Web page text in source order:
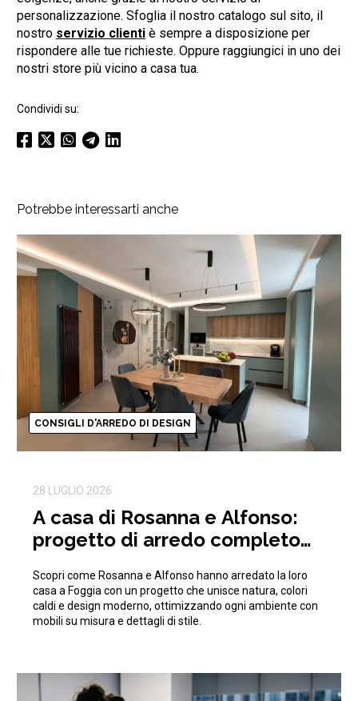
personalizzazione. Sfoglia il nostro catalogo sul sito, il
nostro servizio clientiè sempre a disposizione per
rispondere alle tue richieste. Oppure raggiungici in uno dei
nostri store più vicino a casa tua.
Condividi su:
Potrebbe interessarti anche
CONSIGLI D'ARREDO DI DESIGN
28 LUGLIO 2026
A casa di Rosanna e Alfonso:
progetto di arredo completo
Scopri come Rosanna e Alfonso hanno arredato la loro
casa a Foggia con un progetto che unisce natura, colori
caldi e design moderno, ottimizzando ogni ambiente con
mobili su misura e dettagli di stile.